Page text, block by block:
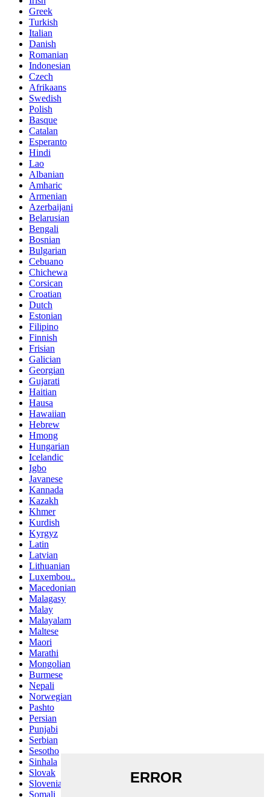
Greek
Turkish
Italian
Danish
Romanian
Indonesian
Czech
Afrikaans
Swedish
Polish
Basque
Catalan
Esperanto
Hindi
Lao
Albanian
Amharic
Armenian
Azerbaijani
Belarusian
Bengali
Bosnian
Bulgarian
Cebuano
Chichewa
Corsican
Croatian
Dutch
Estonian
Filipino
Finnish
Frisian
Galician
Georgian
Gujarati
Haitian
Hausa
Hawaiian
Hebrew
Hmong
Hungarian
Icelandic
Igbo
Javanese
Kannada
Kazakh
Khmer
Kurdish
Kyrgyz
Latin
Latvian
Lithuanian
Luxembou..
Macedonian
Malagasy
Malay
Malayalam
Maltese
Maori
Marathi
Mongolian
Burmese
Nepali
Norwegian
Pashto
Persian
Punjabi
Serbian
Sesotho
Sinhala
Slovak
Slovenian
Somali